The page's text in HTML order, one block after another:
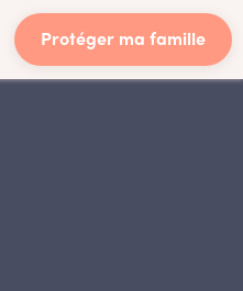
Protéger ma famille